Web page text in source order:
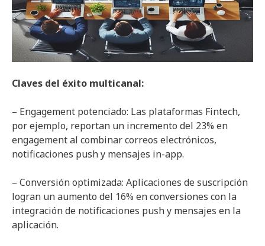
Claves del éxito multicanal:
– Engagement potenciado: Las plataformas Fintech,
por ejemplo, reportan un incremento del 23% en
engagement al combinar correos electrónicos,
notificaciones push y mensajes in-app.
– Conversión optimizada: Aplicaciones de suscripción
logran un aumento del 16% en conversiones con la
integración de notificaciones push y mensajes en la
aplicación.